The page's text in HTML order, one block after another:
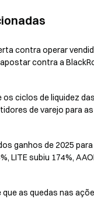
contra operar
contra a
os ciclos de liquidez
de varejo para
ganhos de 2025
LITE subiu 174%,
as quedas nas